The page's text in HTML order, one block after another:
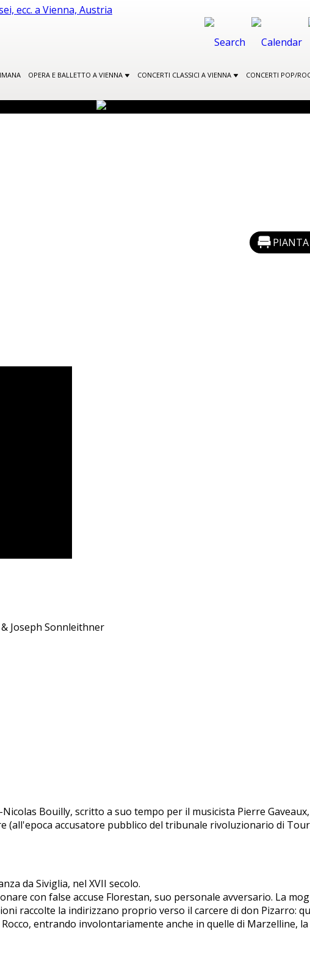
OPERA E BALLETTO A VIENNA CONCERTI CLASSICI A VIENNA CONCERTI POP/
Joseph Sonnleithner
Bouilly, scritto a suo tempo per il musicista Pierre
(all'epoca accusatore pubblico del tribunale rivoluzionario di
da Siviglia, nel XVII secolo.
con false accuse Florestan, suo personale avversario. La
raccolte la indirizzano proprio verso il carcere di don Pizarro:
entrando involontariamente anche in quelle di Marzelline,